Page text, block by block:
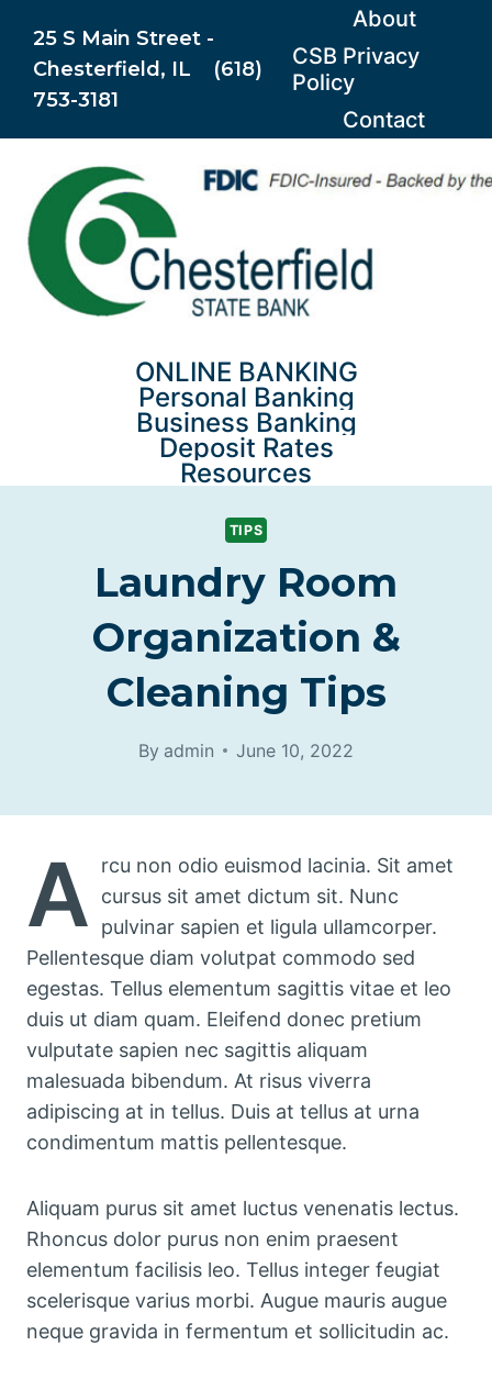
content
25 S Main Street -
Chesterfield, IL (618)
753-3181
About
CSB Privacy
Policy
Contact
ONLINE BANKING
Personal Banking
Business Banking
Deposit Rates
Resources
TIPS
Laundry Room
Organization &
Cleaning Tips
By admin June 10, 2022
A
rcu non odio euismod lacinia. Sit amet
cursus sit amet dictum sit. Nunc
pulvinar sapien et ligula ullamcorper.
Pellentesque diam volutpat commodo sed
egestas. Tellus elementum sagittis vitae et leo
duis ut diam quam. Eleifend donec pretium
vulputate sapien nec sagittis aliquam
malesuada bibendum. At risus viverra
adipiscing at in tellus. Duis at tellus at urna
condimentum mattis pellentesque.
Aliquam purus sit amet luctus venenatis lectus.
Rhoncus dolor purus non enim praesent
elementum facilisis leo. Tellus integer feugiat
scelerisque varius morbi. Augue mauris augue
neque gravida in fermentum et sollicitudin ac.